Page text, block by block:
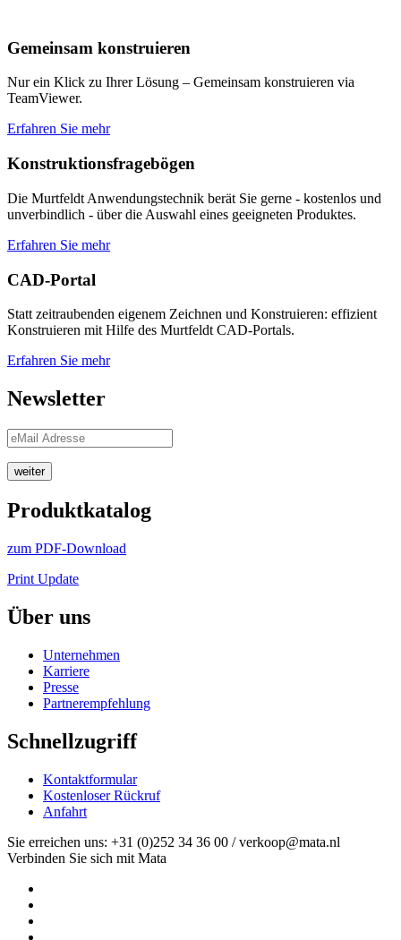
Gemeinsam konstruieren
Nur ein Klick zu Ihrer Lösung – Gemeinsam konstruieren via
TeamViewer.
Erfahren Sie mehr
Konstruktionsfragebögen
Die Murtfeldt Anwendungstechnik berät Sie gerne - kostenlos und
unverbindlich - über die Auswahl eines geeigneten Produktes.
Erfahren Sie mehr
CAD-Portal
Statt zeitraubenden eigenem Zeichnen und Konstruieren: effizient
Konstruieren mit Hilfe des Murtfeldt CAD-Portals.
Erfahren Sie mehr
Newsletter
weiter
Produktkatalog
zum PDF-Download
Print Update
Über uns
Unternehmen
Karriere
Presse
Partnerempfehlung
Schnellzugriff
Kontaktformular
Kostenloser Rückruf
Anfahrt
Sie erreichen uns: +31 (0)252 34 36 00 / verkoop@mata.nl
Verbinden Sie sich mit Mata